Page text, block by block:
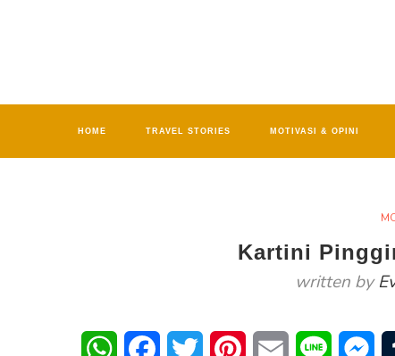
HOME TRAVEL STORIES MOTIVASI & OPINI
Kartini
written by
WhatsAppFacebookTwitter PinterestEmail Line